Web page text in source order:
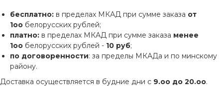
бесплатно: в пределах МКАД при сумме заказа от
1оо белорусских рублей;
платно: в пределах МКАД при сумме заказа менее
1оо белорусских рублей - 10 руб;
по договоренности: за пределы МКАДа и по минскому
району.
Доставка осуществляется в будние дни с 9.оо до 20.оо.